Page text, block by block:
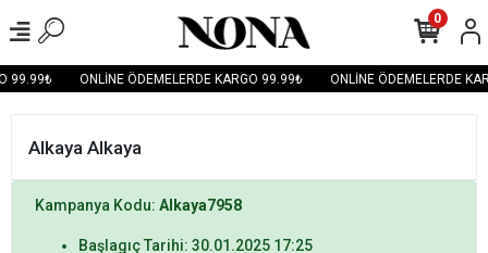
99.99₺ ONLİNE ÖDEMELERDE KARGO 99.99₺ ONLİNE ÖDEMELERDE
0
Alkaya Alkaya
Kampanya Kodu: Alkaya7958
Başlagıç Tarihi: 30.01.2025 17:25